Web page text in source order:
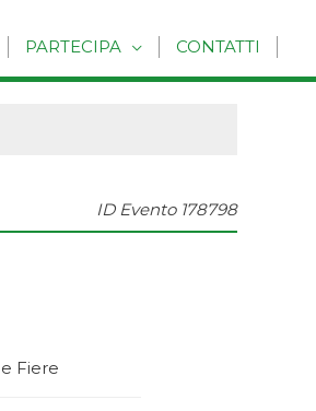
PARTECIPA CONTATTI
ID Evento 178798
Fiere